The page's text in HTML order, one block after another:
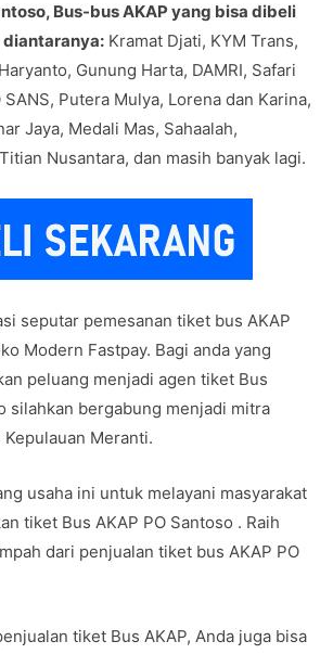
Bus-bus AKAP yang bisa dibeli
Kramat Djati, KYM Trans,
Gunung Harta, DAMRI, Safari
SANS, Putera Mulya, Lorena dan Karina,
Jaya, Medali Mas, Sahaalah,
Nusantara, dan masih banyak lagi.
seputar pemesanan tiket bus AKAP
Modern Fastpay. Bagi anda yang
peluang menjadi agen tiket Bus
silahkan bergabung menjadi mitra
Meranti.
usaha ini untuk melayani masyarakat
tiket Bus AKAP PO Santoso . Raih
dari penjualan tiket bus AKAP PO
tiket Bus AKAP, Anda juga bisa